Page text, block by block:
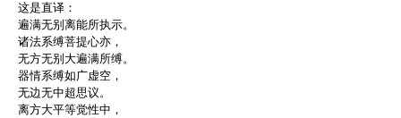
这是直译：
遍满无别离能所执示。
诸法系缚菩提心亦，
无方无别大遍满所缚。
器情系缚如广虚空，
无边无中超思议。
离方大平等觉性中，